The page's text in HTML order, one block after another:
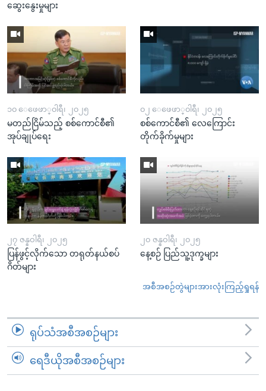
ဆွေးနွေးမှုများ
၁၀ ေဖေဖာ္၀ါရီ၊ ၂၀၂၅
မတည်ငြိမ်သည့် စစ်ကောင်စီ၏
အုပ်ချုပ်ရေး
၀၂ ေဖေဖာ္၀ါရီ၊ ၂၀၂၅
စစ်ကောင်စီ၏ လေကြောင်း
တိုက်ခိုက်မှုများ
၂၇ ဇန္နဝါရီ၊ ၂၀၂၅
ပြန်ဖွင့်လိုက်သော တရုတ်နယ်စပ်
ဂိတ်များ
၂၀ ဇန္နဝါရီ၊ ၂၀၂၅
နေ့စဉ် ပြည်သူ့ဒုက္ခများ
အစီအစဉ်တွဲများအားလုံးကြည့်ရှုရန်
ရုပ်သံအစီအစဉ်များ
ရေဒီယိုအစီအစဉ်များ